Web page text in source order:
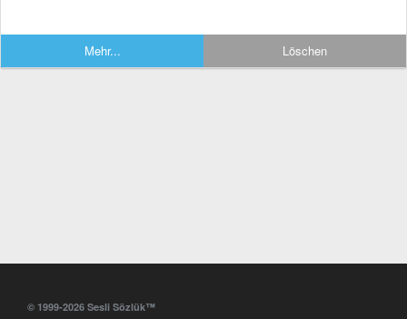
Mehr... Löschen
© 1999-2026 Sesli Sözlük™